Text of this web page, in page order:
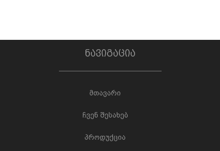
ნავიგაცია
მთავარი
ჩვენ შესახებ
პროდუქცია